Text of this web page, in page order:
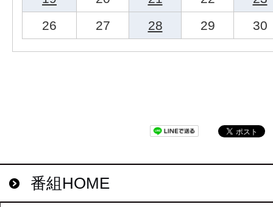
26
27 28 29 30
番組HOME